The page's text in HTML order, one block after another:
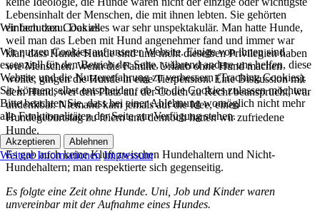
Lebensinhalt der Menschen, die mit ihnen lebten. Sie gehörten
einfach dazu. Das alles war sehr unspektakulär. Man hatte Hunde,
weil man das Leben mit Hund angenehmer fand und immer war
klar, dass Hunde Hunde sind und nicht dieselben Privilegien haben
wie Menschen. Wenn die Familie Urlaub ohne Hund machen
wollte, gingen die Hunde in eine Tierpension. Eine Diskussion mit
dem Hund, wer den Platz auf der Couch zu Recht beansprucht, war
undenkbar. Niemand kam jemals auf die Idee, einen
Hundegeburtstag zu feiern und dennoch hatten wir zufriedene
Hunde.
Es gab auch keine Kluft zwischen Hundehaltern und Nicht-
Hundehaltern; man respektierte sich gegenseitig.
Es folgte eine Zeit ohne Hunde. Uni, Job und Kinder waren
unvereinbar mit der Aufnahme eines Hundes.
Wir benutzen Cookies
Wir nutzen Cookies auf unserer Website. Einige von ihnen sind
essenziell für den Betrieb der Seite, während andere uns helfen, diese
Website und die Nutzererfahrung zu verbessern (Tracking Cookies).
Sie können selbst entscheiden, ob Sie die Cookies zulassen möchten.
Bitte beachten Sie, dass bei einer Ablehnung womöglich nicht mehr
alle Funktionalitäten der Seite zur Verfügung stehen.
Akzeptieren Ablehnen
Weitere Informationen Impressum